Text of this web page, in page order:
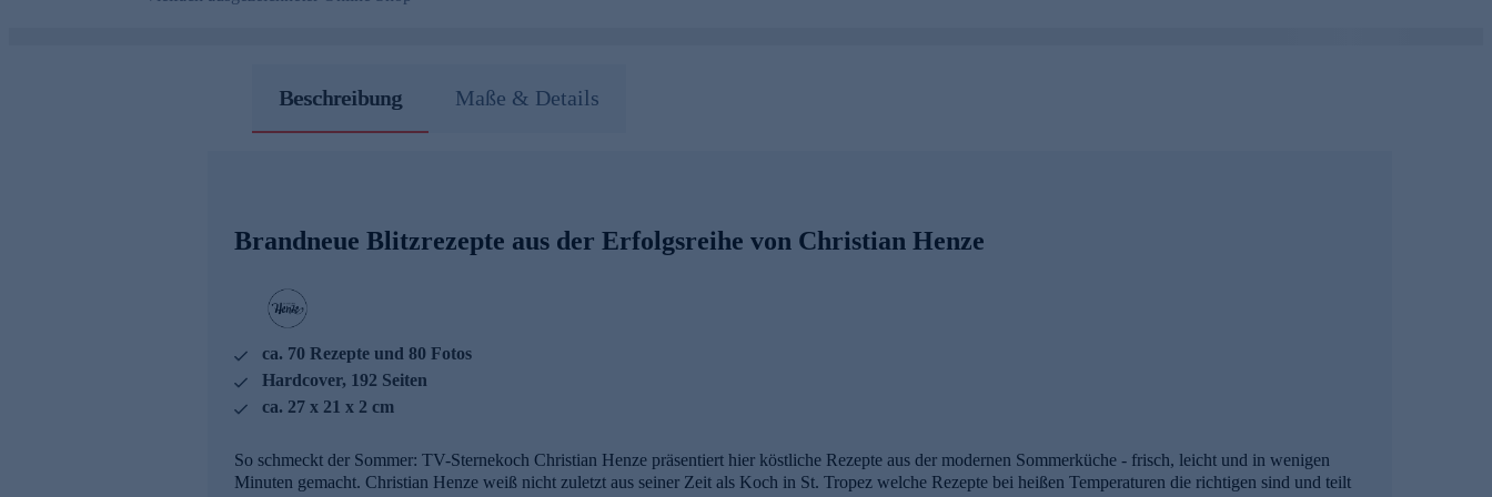
Beschreibung Maße & Details
Brandneue Blitzrezepte aus der Erfolgsreihe von Christian Henze
ca. 70 Rezepte und 80 Fotos
Hardcover, 192 Seiten
ca. 27 x 21 x 2 cm
So schmeckt der Sommer: TV-Sternekoch Christian Henze präsentiert hier köstliche Rezepte aus der modernen Sommerküche - frisch, leicht und in wenigen
Minuten gemacht. Christian Henze weiß nicht zuletzt aus seiner Zeit als Koch in St. Tropez welche Rezepte bei heißen Temperaturen die richtigen sind und teilt